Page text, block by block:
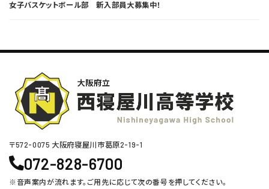
女子バスケットボール部 新入部員大募集中！
〒572-0075 ⼤阪府寝屋川市葛原2-19-1
072-828-6700
※音声案内が流れます。ご用先に応じて次の番号を押してください。